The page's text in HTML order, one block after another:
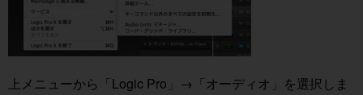
上メニューから「Logic Pro」→「オーディオ」を選択しま